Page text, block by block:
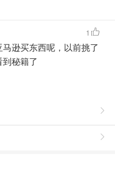
逊买东西呢，以前挑了
秘籍了
1